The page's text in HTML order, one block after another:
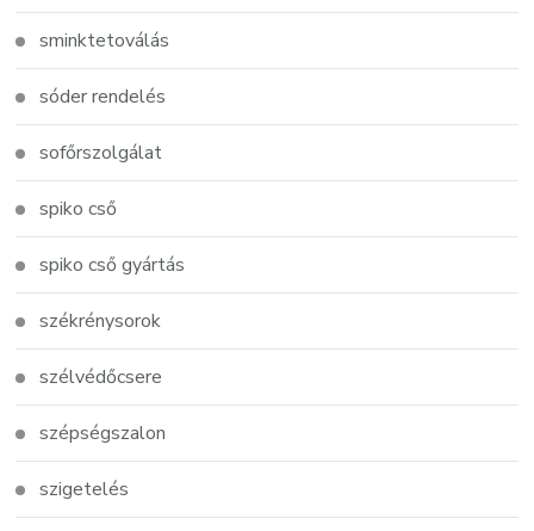
sminktetoválás
sóder rendelés
sofőrszolgálat
spiko cső
spiko cső gyártás
székrénysorok
szélvédőcsere
szépségszalon
szigetelés